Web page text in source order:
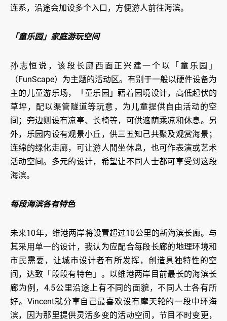
连系，沿途会加设多个入口，方便游人前往海滨。
「童乐园」家庭游玩空间
孙志恒说，该段长廊西面正兴建一个以「童乐园」
（FunScape）为主题的活动区。有别于一般以硬件设备为
主的儿童游乐场，「童乐园」藉着园境设计，高低起伏的
草坪，配以渠管隧道等玩意，为儿童提供自由活动的空
间；旁边则设有凉亭、长椅等，可供遮荫乘凉和休息。另
外，乐园内设有观景小丘，供三五知己共聚及观赏海景；
连绵的绿化走廊，可让游人閒坐休息，也可作表演或艺术
活动空间。多元的设计，希望让不同人士都可享受到这段
海滨。
每段海滨各有特色
未来10年，维港两岸将设置超过10公里的新海滨长廊。与
其采用单一的设计，我认为应配合每段长廊的地理环境和
市民需要，让城市设计者有所发挥，创造具独特性的空
间，达致「段段有特色」。以维港两岸目前最长的海滨长
廊为例，4.5公里沿途上有不同的面貌，不同人士各有所
好。Vincent就分享自己最喜欢设有摩天轮的一段中环海
滨，因为那里提供灵活多变的活动空间，节目不时变更，